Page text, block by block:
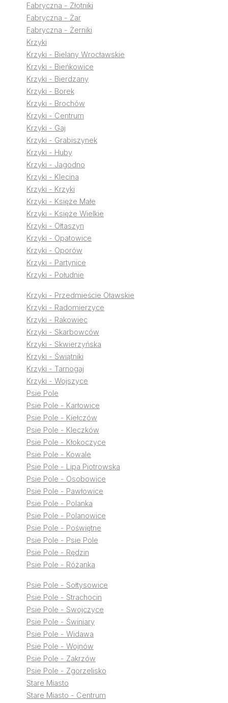
Fabryczna - Złotniki
Fabryczna - Żar
Fabryczna - Żerniki
Krzyki
Krzyki - Bielany Wrocławskie
Krzyki - Bieńkowice
Krzyki - Bierdzany
Krzyki - Borek
Krzyki - Brochów
Krzyki - Centrum
Krzyki - Gaj
Krzyki - Grabiszynek
Krzyki - Huby
Krzyki - Jagodno
Krzyki - Klecina
Krzyki - Krzyki
Krzyki - Księże Małe
Krzyki - Księże Wielkie
Krzyki - Ołtaszyn
Krzyki - Opatowice
Krzyki - Oporów
Krzyki - Partynice
Krzyki - Południe
Krzyki - Przedmieście Oławskie
Krzyki - Radomierzyce
Krzyki - Rakowiec
Krzyki - Skarbowców
Krzyki - Skwierzyńska
Krzyki - Świątniki
Krzyki - Tarnogaj
Krzyki - Wojszyce
Psie Pole
Psie Pole - Karłowice
Psie Pole - Kiełczów
Psie Pole - Kleczków
Psie Pole - Kłokoczyce
Psie Pole - Kowale
Psie Pole - Lipa Piotrowska
Psie Pole - Osobowice
Psie Pole - Pawłowice
Psie Pole - Polanka
Psie Pole - Polanowice
Psie Pole - Poświętne
Psie Pole - Psie Pole
Psie Pole - Rędzin
Psie Pole - Różanka
Psie Pole - Sołtysowice
Psie Pole - Strachocin
Psie Pole - Swojczyce
Psie Pole - Świniary
Psie Pole - Widawa
Psie Pole - Wojnów
Psie Pole - Zakrzów
Psie Pole - Zgorzelisko
Stare Miasto
Stare Miasto - Centrum